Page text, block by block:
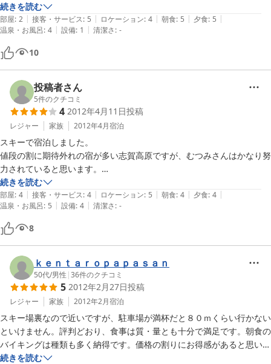
結局空調機を止めて寒さと闘いながら寝ることとなりました。
サービス、食事は申し分のない宿でしたので、今後に期待したいと思い
ます。
続きを読む
部屋: 2 | 接客・サービス: 5 | ロケーション: 4 | 朝食: 5 | 夕食: 5 |
温泉・お風呂: 4 | 設備: 1 | 清潔さ: -
10
投稿者さん
5件のクチコミ
4 2012年4月11日投稿
レジャー 家族 2012年4月宿泊
スキーで宿泊しました。
値段の割に期待外れの宿が多い志賀高原ですが、むつみさんはかなり努
力されていると思います。
部屋は古いですが掃除は行き届いていて快適です。禁煙部屋だったのも
有難かったです。
ただ、階段の側の部屋だった為、誰かが階段を上り下りする度に足音が
響いてきました。
口コミにもあった通りお部屋は寒かったです。でもフロントにその旨伝
えたら直ぐにストーブを用意してくれました。
食事も種類が多く食べきれない程出てきました。
また、お世話になりたいと思います。
続きを読む
部屋: 4 | 接客・サービス: 4 | ロケーション: 5 | 朝食: 4 | 夕食: 4 |
温泉・お風呂: 5 | 設備: 4 | 清潔さ: -
8
ｋｅｎｔａｒｏｐａｐａｓａｎ
50代/男性 |36件のクチコミ
5 2012年2月27日投稿
レジャー 家族 2012年2月宿泊
スキー場裏なので近いですが、駐車場が満杯だと８０ｍくらい行かない
といけません。評判どおり、食事は質・量とも十分で満足です。朝食の
バイキングは種類も多く納得です。価格の割りにお得感があると思いま
す。そして何よりもスタッフの方が笑顔で応対し、挨拶もよいので気分
続きを読む